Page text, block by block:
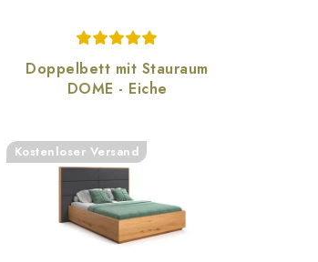
Doppelbett mit Stauraum
DOME - Eiche
Kostenloser Versand